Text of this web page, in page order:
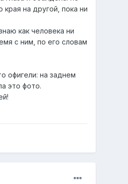
на другой, пока ни
как человека ни
с ним, по его словам
офигели: на заднем
это фото.